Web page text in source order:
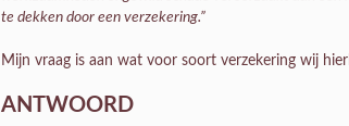
te dekken door een verzekering.”
Mijn vraag is aan wat voor soort verzekering wij
ANTWOORD